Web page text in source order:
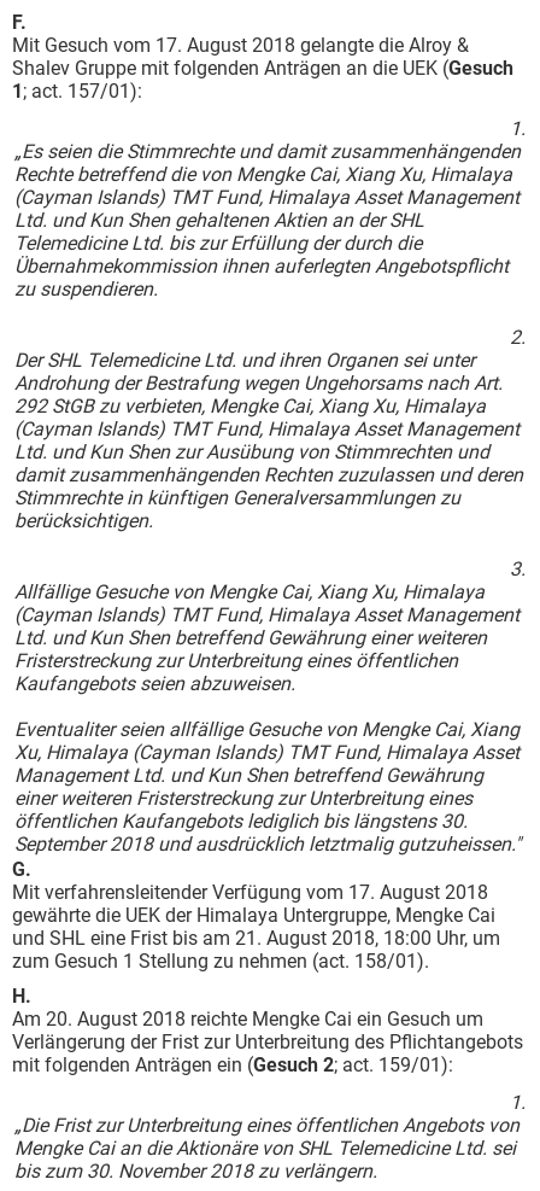
F.
Mit Gesuch vom 17. August 2018 gelangte die Alroy &
Shalev Gruppe mit folgenden Anträgen an die UEK (Gesuch
1; act. 157/01):
1.
„Es seien die Stimmrechte und damit zusammenhängenden
Rechte betreffend die von Mengke Cai, Xiang Xu, Himalaya
(Cayman Islands) TMT Fund, Himalaya Asset Management
Ltd. und Kun Shen gehaltenen Aktien an der SHL
Telemedicine Ltd. bis zur Erfüllung der durch die
Übernahmekommission ihnen auferlegten Angebotspflicht
zu suspendieren.
2.
Der SHL Telemedicine Ltd. und ihren Organen sei unter
Androhung der Bestrafung wegen Ungehorsams nach Art.
292 StGB zu verbieten, Mengke Cai, Xiang Xu, Himalaya
(Cayman Islands) TMT Fund, Himalaya Asset Management
Ltd. und Kun Shen zur Ausübung von Stimmrechten und
damit zusammenhängenden Rechten zuzulassen und deren
Stimmrechte in künftigen Generalversammlungen zu
berücksichtigen.
3.
Allfällige Gesuche von Mengke Cai, Xiang Xu, Himalaya
(Cayman Islands) TMT Fund, Himalaya Asset Management
Ltd. und Kun Shen betreffend Gewährung einer weiteren
Fristerstreckung zur Unterbreitung eines öffentlichen
Kaufangebots seien abzuweisen.
Eventualiter seien allfällige Gesuche von Mengke Cai, Xiang
Xu, Himalaya (Cayman Islands) TMT Fund, Himalaya Asset
Management Ltd. und Kun Shen betreffend Gewährung
einer weiteren Fristerstreckung zur Unterbreitung eines
öffentlichen Kaufangebots lediglich bis längstens 30.
September 2018 und ausdrücklich letztmalig gutzuheissen."
G.
Mit verfahrensleitender Verfügung vom 17. August 2018
gewährte die UEK der Himalaya Untergruppe, Mengke Cai
und SHL eine Frist bis am 21. August 2018, 18:00 Uhr, um
zum Gesuch 1 Stellung zu nehmen (act. 158/01).
H.
Am 20. August 2018 reichte Mengke Cai ein Gesuch um
Verlängerung der Frist zur Unterbreitung des Pflichtangebots
mit folgenden Anträgen ein (Gesuch 2; act. 159/01):
1.
„Die Frist zur Unterbreitung eines öffentlichen Angebots von
Mengke Cai an die Aktionäre von SHL Telemedicine Ltd. sei
bis zum 30. November 2018 zu verlängern.